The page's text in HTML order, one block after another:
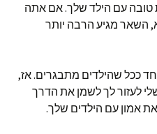
טובה עם הילד שלך. אם אתה
השאר מגיע הרבה יותר
ככל שהילדים מתבגרים. אז,
לעזור לך לשמן את הדרך
אמון עם הילדים שלך.